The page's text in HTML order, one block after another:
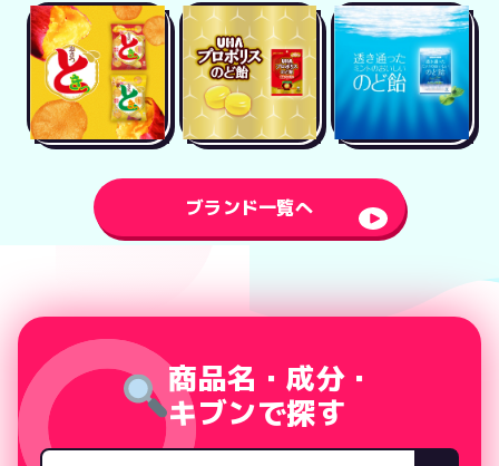
ブランド一覧へ
商品名・成分・
キブンで探す